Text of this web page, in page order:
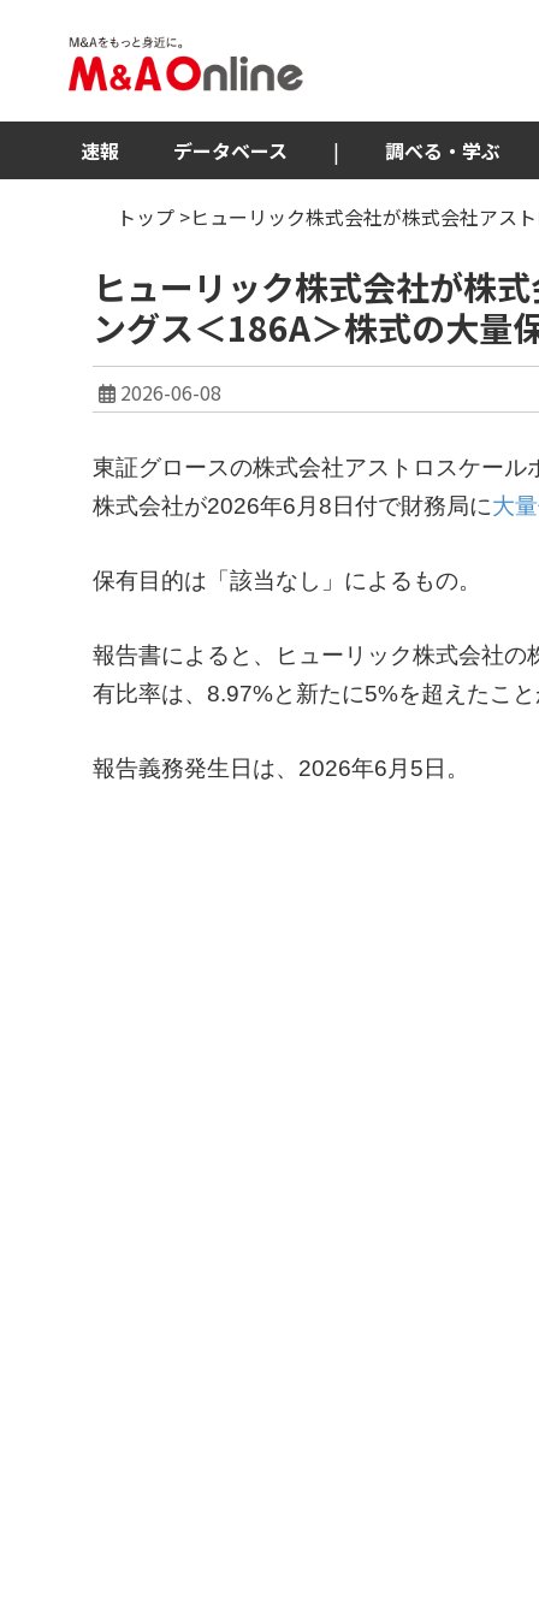
速報 データベース | 調べる・学ぶ
トップ >ヒューリック株式会社が株式会社アス
ヒューリック株式会社が株
ングス＜186A＞株式の大量
2026-06-08
東証グロースの株式会社アストロスケール
株式会社が2026年6月8日付で財務局に大
保有目的は「該当なし」によるもの。
報告書によると、ヒューリック株式会社
有比率は、8.97%と新たに5%を超えたこと
報告義務発生日は、2026年6月5日。